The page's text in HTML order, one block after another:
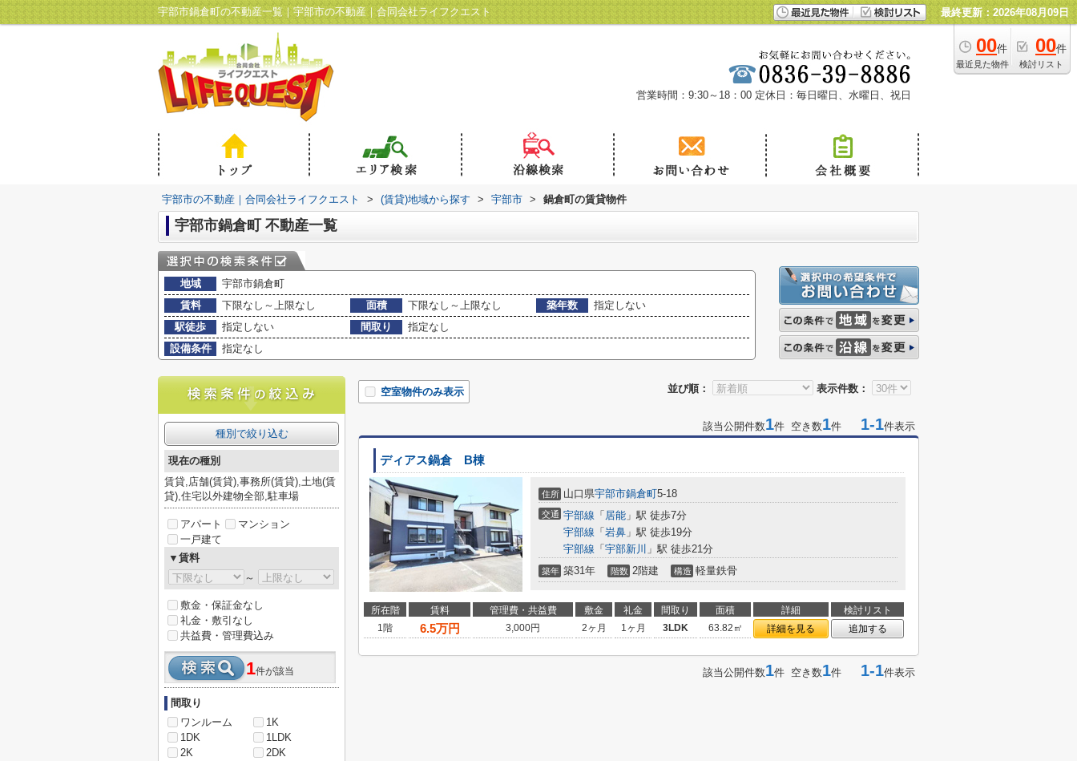
宇部市鍋倉町の不動産一覧｜宇部市の不動産｜合同会社ライフクエスト 最終更新：2026年08月09日
00件
最近見た物件
00件
検討リスト
営業時間：9:30～18：00 定休日：毎日曜日、水曜日、祝日
宇部市の不動産｜合同会社ライフクエスト > (賃貸)地域から探す > 宇部市 > 鍋倉町の賃貸物件
宇部市鍋倉町 不動産一覧
地域
宇部市鍋倉町
賃料
下限なし～上限なし 面積 下限なし～上限なし 築年数
指定しない
駅徒歩
指定しない 間取り
指定なし
設備条件
指定なし
並び順： 表示件数：
空室物件のみ表示
該当公開件数1件 空き数1件 1-1件表示
ディアス鍋倉 B棟
住所 山口県宇部市鍋倉町5-18
交通 宇部線 「 居能 」駅 徒歩7分
宇部線 「 岩鼻 」駅 徒歩19分
宇部線 「 宇部新川 」駅 徒歩21分
築年 築31年 階数 2階建 構造 軽量鉄骨
所在階 賃料 管理費・共益費 敷金 礼金 間取り 面積 詳細
検討リスト
1階
6.5万円 3,000円 2ヶ月 1ヶ月 3LDK 63.82㎡ 詳細を見る 追加する
該当公開件数1件 空き数1件 1-1件表示
種別で絞り込む
現在の種別
賃貸,店舗(賃貸),事務所(賃貸),土地(賃
貸),住宅以外建物全部,駐車場
アパート
マンション
一戸建て
▼賃料
～
敷金・保証金なし
礼金・敷引なし
共益費・管理費込み
1件が該当
間取り
ワンルーム
1K
1DK
1LDK
2K
2DK